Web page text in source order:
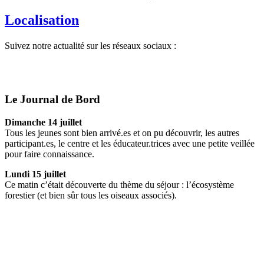
Localisation
Suivez notre actualité sur les réseaux sociaux :
Le Journal de Bord
Dimanche 14 juillet
Tous les jeunes sont bien arrivé.es et on pu découvrir, les autres
participant.es, le centre et les éducateur.trices avec une petite veillée
pour faire connaissance.
Lundi 15 juillet
Ce matin c’était découverte du thème du séjour : l’écosystème
forestier (et bien sûr tous les oiseaux associés).